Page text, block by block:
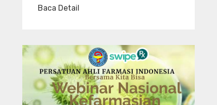
Baca Detail